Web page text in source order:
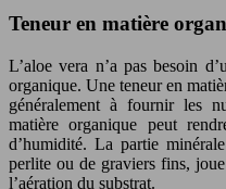
Teneur en matière
L’aloe vera n’a pas besoin
organique. Une teneur en
généralement à fournir les
matière organique peut
d’humidité. La partie
perlite ou de graviers fins,
l’aération du substrat.